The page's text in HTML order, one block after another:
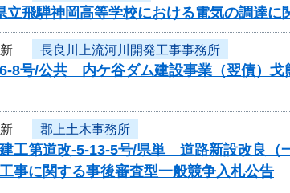
立飛騨神岡高等学校における電気の調達に
長良川上流河川開発工事事務所
6-8号/公共 内ケ谷ダム建設事業（翌債）
郡上土木事務所
建工第道改-5-13-5号/県単 道路新設改良
事に関する事後審査型一般競争入札公告